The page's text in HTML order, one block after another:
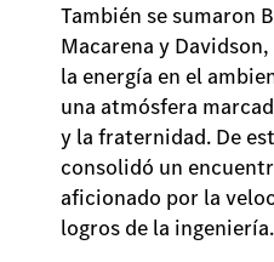
También se sumaron
Macarena y
la energía en el
una atmósfera
y la fraternidad. De
consolidó un
aficionado por la
logros de la ingeniería.